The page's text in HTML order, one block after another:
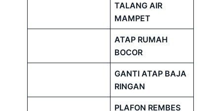
TALANG AIR
MAMPET
ATAP RUMAH
BOCOR
GANTI ATAP BAJA
RINGAN
PLAFON REMBES